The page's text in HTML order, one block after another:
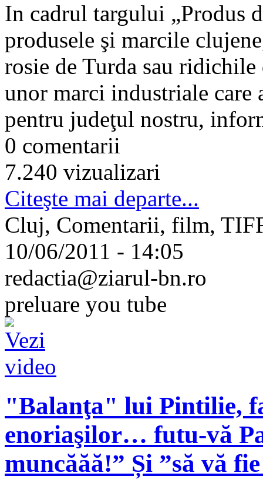
In cadrul targului „Produs
produsele şi marcile
rosie de Turda sau
unor marci industriale care
pentru judeţul nostru,
0 comentarii
7.240 vizualizari
Citeşte mai departe...
Cluj, Comentarii, film,
10/06/2011 - 14:05
redactia@ziarul-bn.ro
preluare you tube
"Balanţa" lui Pintilie,
enoriaşilor… futu-vă
muncăăă!” Și ”să vă